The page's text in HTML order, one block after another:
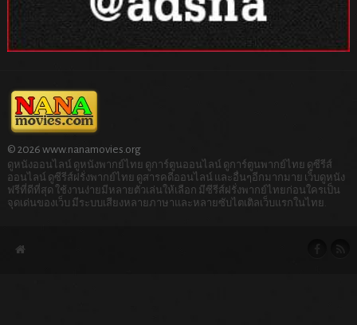
© 2026 www.nanamovies.org
ดูหนังออนไลน์ ดูหนังพากย์ไทย ดูการ์ตูนออนไลน์ ดูการ์ตูนพากย์ไทย ดูซีรีส์
ออนไลน์ ดูซีรีส์ฝรั่งพากย์ไทย ดูสารคดีออนไลน์ และอื่นๆอีกมากมาย เว็บดูหนัง
ฟรีที่ดีที่สุด ใช้งานง่ายมีหลายตัวเล่นให้เลือก มีซีรีส์ฝรั่งพากย์ไทยก่อนใครเป็น
จุดเด่นของเว็บ มีระบบเสียงหลายภาษาและหลายซับไตเติลเว็บแรกในไทย.